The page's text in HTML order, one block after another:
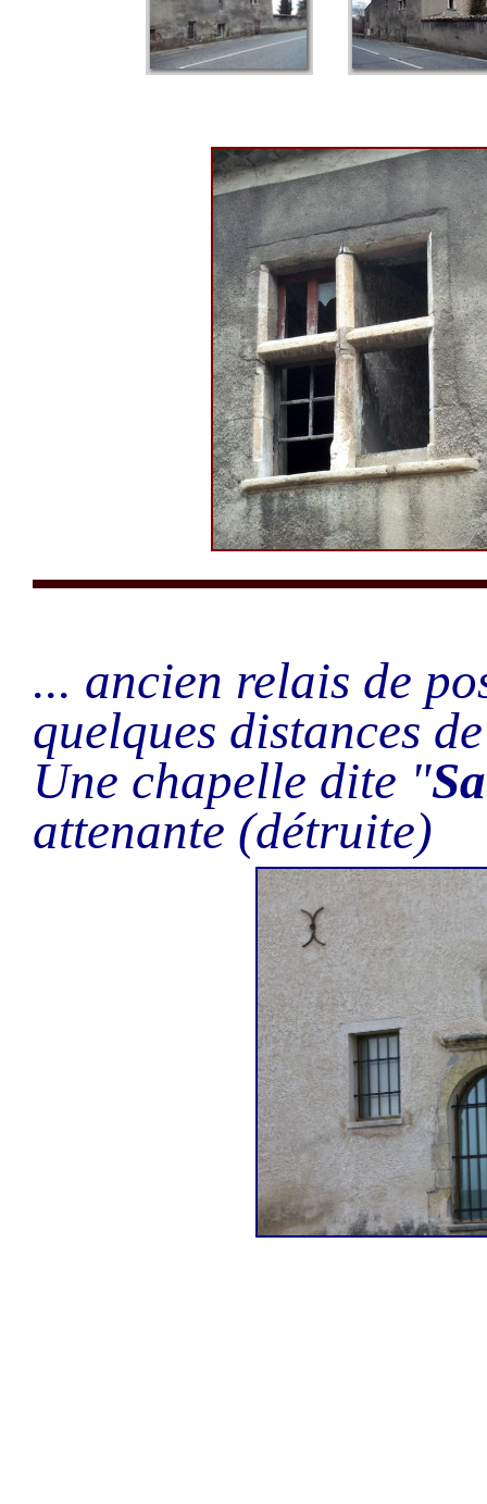
... ancien relais de
quelques distances
Une chapelle dite "
attenante (détruite)